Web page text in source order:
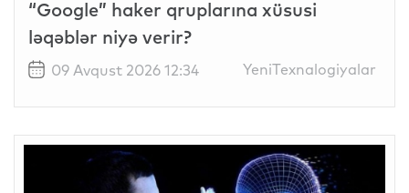
“Google” haker qruplarına xüsusi
ləqəblər niyə verir?
09 Avqust 2026 12:34 YeniTexnalogiyalar